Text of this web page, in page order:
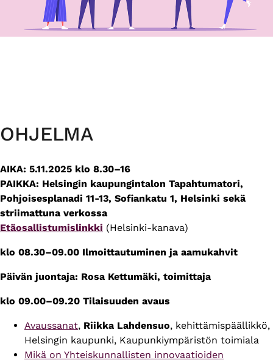
OHJELMA
AIKA: 5.11.2025 klo 8.30–16
PAIKKA: Helsingin kaupungintalon Tapahtumatori,
Pohjoisesplanadi 11-13, Sofiankatu 1, Helsinki sekä
striimattuna verkossa
Etäosallistumislinkki (Helsinki-kanava)
klo 08.30–09.00 Ilmoittautuminen ja aamukahvit
Päivän juontaja: Rosa Kettumäki, toimittaja
klo 09.00–09.20 Tilaisuuden avaus
Avaussanat, Riikka Lahdensuo, kehittämispäällikkö,
Helsingin kaupunki, Kaupunkiympäristön toimiala
Mikä on Yhteiskunnallisten innovaatioiden